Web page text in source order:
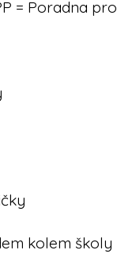
= Poradna pro
kolem školy